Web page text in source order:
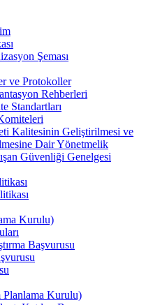
Şeması
ve Protokoller
Rehberleri
Standartları
Kalitesinin Geliştirilmesi ve
Dair Yönetmelik
Güvenliği Genelgesi
Kurulu)
Başvurusu
Kurulu)